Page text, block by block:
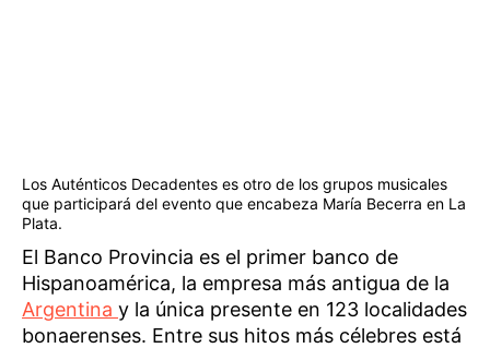
Los Auténticos Decadentes es otro de los grupos musicales
que participará del evento que encabeza María Becerra en La
Plata.
El Banco Provincia es el primer banco de
Hispanoamérica, la empresa más antigua de la
Argentina y la única presente en 123 localidades
bonaerenses. Entre sus hitos más célebres está